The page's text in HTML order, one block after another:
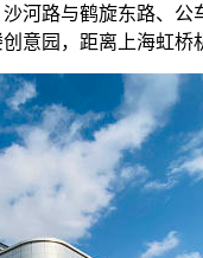
河路与鹤旋东路、公
意园，距离上海虹